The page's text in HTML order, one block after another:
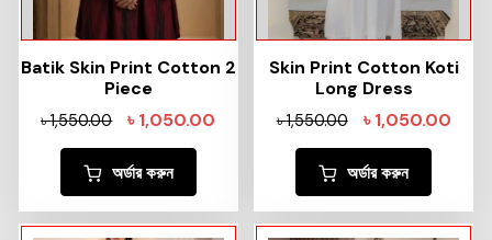
Batik Skin Print Cotton 2
Piece
৳1,550.00 ৳1,050.00
অর্ডার করুন
Skin Print Cotton Koti
Long Dress
৳1,550.00 ৳1,050.00
অর্ডার করুন